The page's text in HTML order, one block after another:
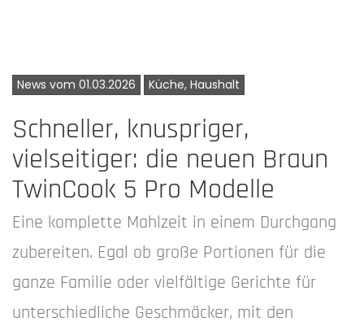
News vom 01.03.2026 Küche, Haushalt
Schneller, knuspriger,
vielseitiger: die neuen Braun
TwinCook 5 Pro Modelle
Eine komplette Mahlzeit in einem Durchgang
zubereiten. Egal ob große Portionen für die
ganze Familie oder vielfältige Gerichte für
unterschiedliche Geschmäcker, mit den